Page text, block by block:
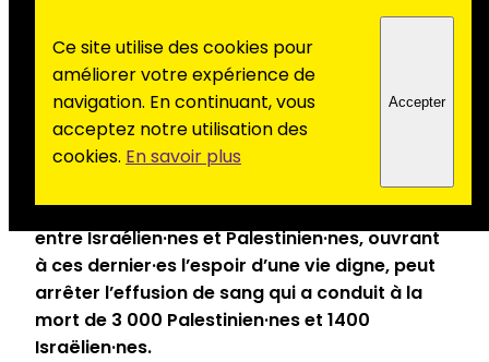
La parole de la France reste trop inaudible. Elle
doit prendre la tête d’un grand mouvement
pour enrayer l’escalade des violences et
trouver une issue diplomatique à cette guerre
pour les peuples palestinien et israélien.
Seule une perspective de paix dans la justice
entre Israélien·nes et Palestinien·nes, ouvrant
à ces dernier·es l’espoir d’une vie digne, peut
arrêter l’effusion de sang qui a conduit à la
mort de 3 000 Palestinien·nes et 1400
Israëlien·nes.
Ce site utilise des cookies pour
améliorer votre expérience de
navigation. En continuant, vous
acceptez notre utilisation des
cookies. En savoir plus
Accepter